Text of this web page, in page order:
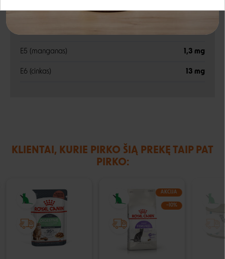
E2 (jodas) 0,34 mg
E5 (manganas) 1,3 mg
E6 (cinkas) 13 mg
KLIENTAI, KURIE PIRKO ŠIĄ PREKĘ TAIP PAT
PIRKO:
AKCIJA
−10%
Rašyti atsiliepimą